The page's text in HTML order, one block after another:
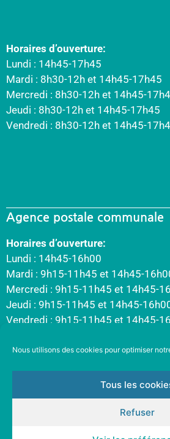
Nous utilisons des cookies pour optimiser
Tous les
Refuser
Horaires d’ouverture:
Lundi : 14h45-17h45
Mardi : 8h30-12h et 14h45-17h45
Mercredi : 8h30-12h et 14h45-
Jeudi : 8h30-12h et 14h45-17h45
Vendredi : 8h30-12h et 14h45-
Agence postale communale
Horaires d’ouverture:
Lundi : 14h45-16h00
Mardi : 9h15-11h45 et 14h45-
Mercredi : 9h15-11h45 et 14h45-
Jeudi : 9h15-11h45 et 14h45-
Vendredi : 9h15-11h45 et 14h45-